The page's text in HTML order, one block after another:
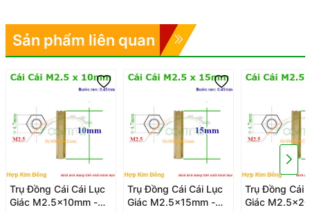
Sản phẩm liên quan
Trụ Đồng Cái Cái Lục
Giác M2.5x10mm -
Trụ Đồng Cái Cái Lục
Giác M2.5x15mm -
Trụ Đồng Cái
Giác